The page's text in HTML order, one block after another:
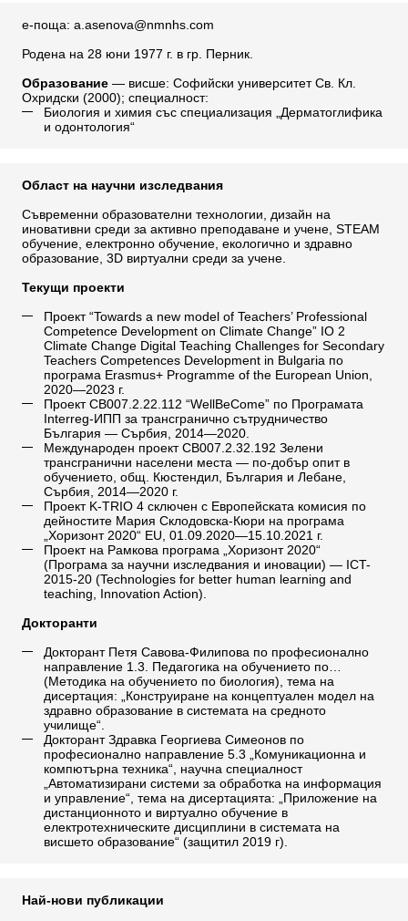
е-поща: a.asenova@nmnhs.com
Роденa на 28 юни 1977 г. в гр. Перник.
Образование — висше: Софийски университет Св. Кл.
Охридски (2000); специалност:
Биология и химия със специализация „Дерматоглифика
и одонтология“
Област на научни изследвания
Съвременни образователни технологии, дизайн на
иновативни среди за активно преподаване и учене, STEАM
обучение, електронно обучение, екологично и здравно
образование, 3D виртуални среди за учене.
Текущи проекти
Проект “Towards a new model of Teachers’ Professional
Competence Development on Climate Change” IO 2
Climate Change Digital Teaching Challenges for Secondary
Teachers Competences Development in Bulgaria по
програма Erasmus+ Programme of the European Union,
2020—2023 г.
Проект CB007.2.22.112 “WellBeCome” по Програмата
Interreg-ИПП за трансгранично сътрудничество
България — Сърбия, 2014—2020.
Международен проект СВ007.2.32.192 Зелени
трансгранични населени места — по-добър опит в
обучението, общ. Кюстендил, България и Лебане,
Сърбия, 2014—2020 г.
Проект K-TRIO 4 сключен с Европейската комисия по
дейностите Мария Склодовска-Кюри на програма
„Хоризонт 2020“ EU, 01.09.2020—15.10.2021 г.
Проект на Рамкова програма „Хоризонт 2020“
(Програма за научни изследвания и иновации) — ICT-
2015-20 (Technologies for better human learning and
teaching, Innovation Action).
Докторанти
Докторант Петя Савова-Филипова по професионално
направление 1.3. Педагогика на обучението по…
(Методика на обучението по биология), тема на
дисертация: „Конструиране на концептуален модел на
здравно образование в системата на средното
училище“.
Докторант Здравка Георгиева Симеонов по
професионално направление 5.3 „Комуникационна и
компютърна техника“, научна специалност
„Автоматизирани системи за обработка на информация
и управление“, тема на дисертацията: „Приложение на
дистанционното и виртуално обучение в
електротехническите дисциплини в системата на
висшето образование“ (защитил 2019 г).
Най-нови публикации